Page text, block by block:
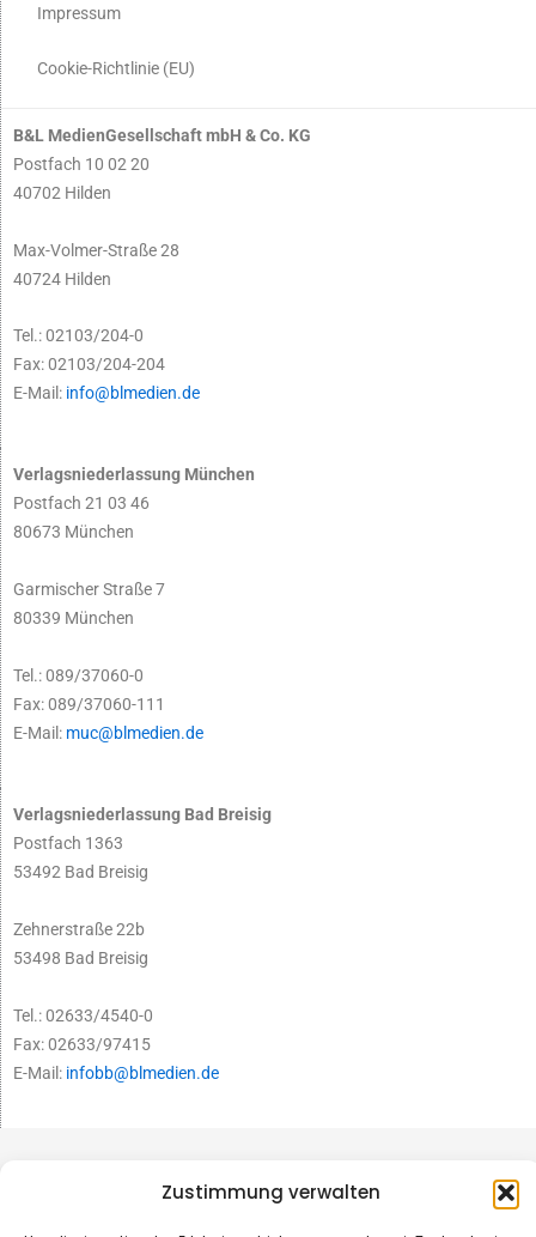
Zustimmung verwalten
Impressum
Cookie-Richtlinie (EU)
B&L MedienGesellschaft mbH & Co. KG
Postfach 10 02 20
40702 Hilden
Max-Volmer-Straße 28
40724 Hilden
Tel.: 02103/204-0
Fax: 02103/204-204
E-Mail: info@blmedien.de
Verlagsniederlassung München
Postfach 21 03 46
80673 München
Garmischer Straße 7
80339 München
Tel.: 089/37060-0
Fax: 089/37060-111
E-Mail: muc@blmedien.de
Verlagsniederlassung Bad Breisig
Postfach 1363
53492 Bad Breisig
Zehnerstraße 22b
53498 Bad Breisig
Tel.: 02633/4540-0
Fax: 02633/97415
E-Mail: infobb@blmedien.de